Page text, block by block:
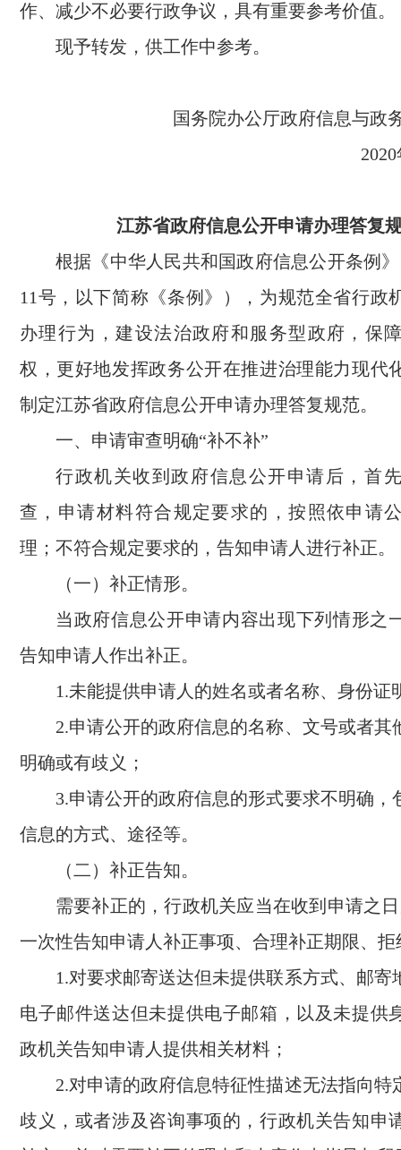
作、减少不必要行政争议，具有重要参考价值。
现予转发，供工作中参考。
国务院办公厅政府信息与
江苏省政府信息公开申请办理答复
根据《中华人民共和国政府信息公开条例
11号，以下简称《条例》），为规范全省行政
办理行为，建设法治政府和服务型政府，保
权，更好地发挥政务公开在推进治理能力现代
制定江苏省政府信息公开申请办理答复规范。
一、申请审查明确“补不补”
行政机关收到政府信息公开申请后，首
查，申请材料符合规定要求的，按照依申请
理；不符合规定要求的，告知申请人进行补正。
（一）补正情形。
当政府信息公开申请内容出现下列情形之
告知申请人作出补正。
1.未能提供申请人的姓名或者名称、身份证
2.申请公开的政府信息的名称、文号或者其
明确或有歧义；
3.申请公开的政府信息的形式要求不明确，
信息的方式、途径等。
（二）补正告知。
需要补正的，行政机关应当在收到申请之
一次性告知申请人补正事项、合理补正期限、
1.对要求邮寄送达但未提供联系方式、邮寄
电子邮件送达但未提供电子邮箱，以及未提供
政机关告知申请人提供相关材料；
2.对申请的政府信息特征性描述无法指向特
歧义，或者涉及咨询事项的，行政机关告知申